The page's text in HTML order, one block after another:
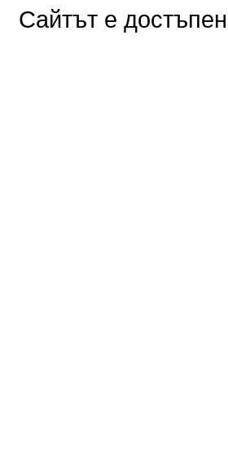
Сайтът е